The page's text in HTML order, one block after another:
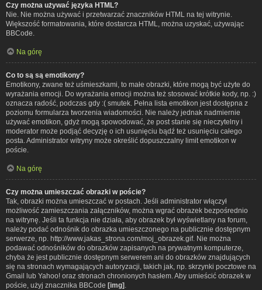
Czy można używać języka HTML?
Nie. Nie można używać i przetwarzać znaczników HTML na tej witrynie.
Większość formatowania, które dostarcza HTML, można uzyskać, używając
BBCode.
Na górę
Co to są są emotikony?
Emotikony, zwane też uśmieszkami, to małe obrazki, które mogą być użyte do
wyrażania emocji. Do wyrażania emocji można też stosować krótkie kody, np. :)
oznacza radość, podczas gdy :( smutek. Pełna lista emotikon jest dostępna z
poziomu formularza tworzenia wiadomości. Nie należy jednak nadmiernie
używać emotikon, gdyż mogą spowodować, że post stanie się nieczytelny i
moderator może podjąć decyzję o ich usunięciu bądź też usunięciu całego
posta. Administrator witryny może określić dopuszczalny limit emotikon w
poście.
Na górę
Czy można umieszczać obrazki w poście?
Tak, obrazki można umieszczać w postach. Jeśli administrator włączył
możliwość zamieszczania załączników, można wgrać obrazek bezpośrednio
na witrynę. Jeśli ta funkcja nie działa, aby obrazek był wyświetlany na forum,
należy podać odnośnik do obrazka umieszczonego na publicznie dostępnym
serwerze, np. http://www.jakas_strona.com/moj_obrazek.gif. Nie można
podawać odnośników do obrazków zapisanych na prywatnym komputerze,
chyba że jest publicznie dostępnym serwerem ani do obrazków znajdujących
się na stronach wymagających autoryzacji, takich jak, np. skrzynki pocztowe na
Gmail lub Yahoo! oraz stronach chronionych hasłem. Aby umieścić obrazek w
poście, użyj znacznika BBCode [img]